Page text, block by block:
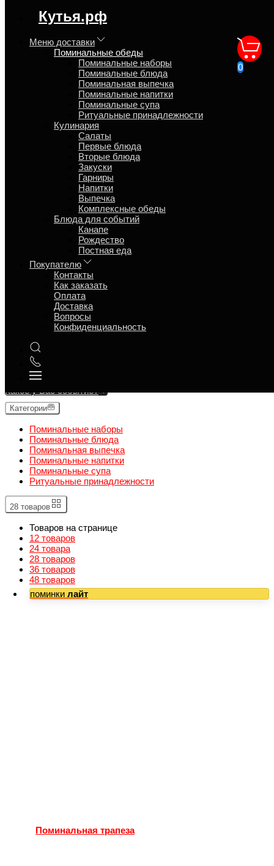
регион доставки:
Кутья.рф
Меню доставки
Поминальные обеды
Поминальные наборы
Поминальные блюда
Поминальная выпечка
Поминальные напитки
Поминальные супа
Ритуальные принадлежности
Кулинария
Салаты
Первые блюда
Вторые блюда
Закуски
Гарниры
Напитки
Выпечка
Комплексные обеды
Блюда для событий
Канапе
Рождество
Постная еда
Покупателю
Контакты
Как заказать
Оплата
Доставка
Вопросы
Конфиденциальность
0
Поминальные обеды на 10
человек с доставкой
Поминальные обеды
Предлагаем домашние поминальные обеды на 10 человек.
Заказанные обеды доставим горячими, упакованы в
презентабельную одноразовую посуду. Салаты и закуски
будут, как общие блюда на столе, горячее порционно.
Доставим уже через 6-8 рабочих часов. Одноразовую посуду
можно заказать отдельно. Работаем по предоплате 30%,
Поминальные наборы
Поминальные блюда
Поминальная выпечка
Поминальные напитки
Поминальные супа
Ритуальные принадлежности
→
Какое у Вас событие?
Категории
Поминальные наборы
Поминальные блюда
Поминальная выпечка
Поминальные напитки
Поминальные супа
Ритуальные принадлежности
28 товаров
Товаров на странице
12 товаров
24 товара
28 товаров
36 товаров
48 товаров
поминки лайт
Поминальная трапеза